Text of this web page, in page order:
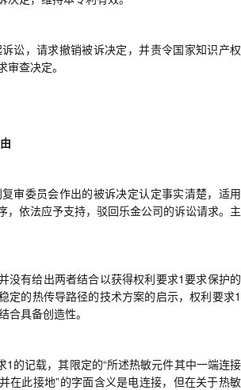
讼，请求撤销被诉决定，并责令国家知识产权
查决定。
审委员会作出的被诉决定认定事实清楚，适用
，依法应予支持， 驳回乐金公司的诉讼请求。主
没有给出两者结合以获得权利要求1要求保护的
定的热传导路径的技术方案的启示，权利要求1
合具备创造性。
1的记载，其限定的“所述热敏元件其中一端连接
在此接地”的字面含义是电连接，但在关于热敏